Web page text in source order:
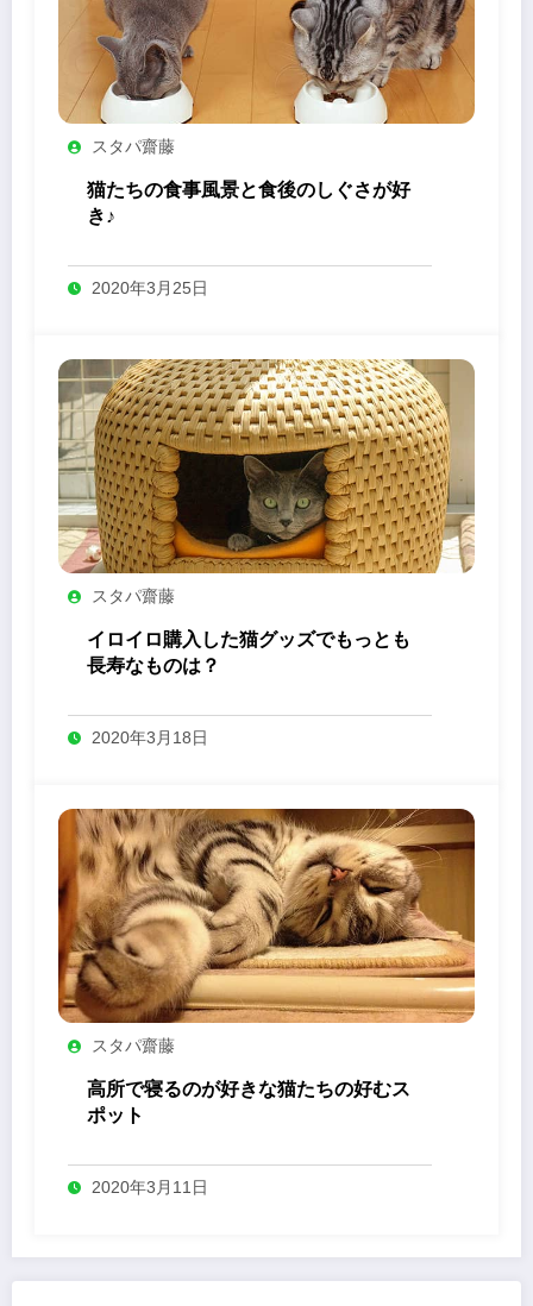
スタパ齋藤
猫たちの食事風景と食後のしぐさが好
き♪
2020年3月25日
スタパ齋藤
イロイロ購入した猫グッズでもっとも
長寿なものは？
2020年3月18日
スタパ齋藤
高所で寝るのが好きな猫たちの好むス
ポット
2020年3月11日